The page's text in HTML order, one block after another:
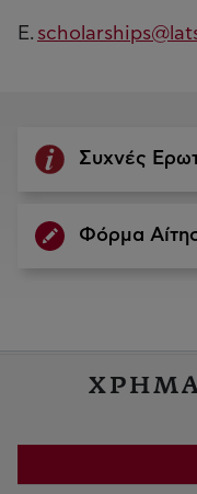
Ε.
Συχνές
Φόρμα